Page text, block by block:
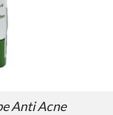
Anti Acne